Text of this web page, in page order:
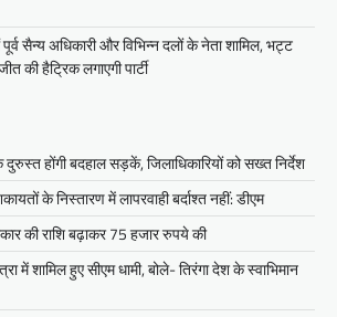
सैन्य अधिकारी और विभिन्न दलों के नेता शामिल, भट्ट
की हैट्रिक लगाएगी पार्टी
होंगी बदहाल सड़कें, जिलाधिकारियों को सख्त निर्देश
के निस्तारण में लापरवाही बर्दाश्त नहीं: डीएम
की राशि बढ़ाकर 75 हजार रुपये की
में शामिल हुए सीएम धामी, बोले- तिरंगा देश के स्वाभिमान